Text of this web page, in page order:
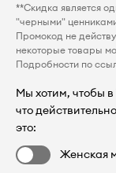
**Скидка является
"черными"
Промокод не
некоторые товары
Подробности по
Мы хотим, чтобы в
что
это:
Женская